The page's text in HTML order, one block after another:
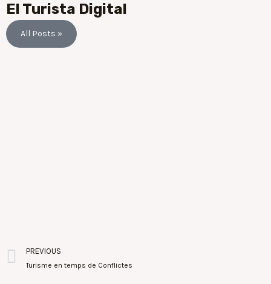
El Turista Digital
All Posts »
PREVIOUS
Turisme en temps de Conflictes